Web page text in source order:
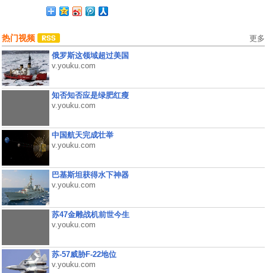
热门视频 更多
俄罗斯这领域超过美国
v.youku.com
知否知否应是绿肥红瘦
v.youku.com
中国航天完成壮举
v.youku.com
巴基斯坦获得水下神器
v.youku.com
苏47金雕战机前世今生
v.youku.com
苏-57威胁F-22地位
v.youku.com